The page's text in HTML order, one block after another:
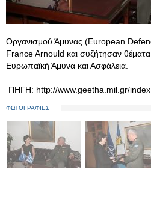
Οργανισμού Άμυνας (European
France Arnould και συζήτησαν
Ευρωπαϊκή Άμυνα και Ασφάλεια.
ΠΗΓΗ: http://www.geetha.mil.gr/
ΦΩΤΟΓΡΑΦΙΕΣ